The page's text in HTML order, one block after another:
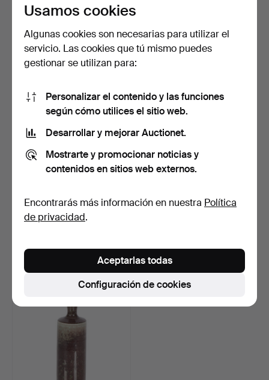
BERNDT FRIBERG. Estudio
Subastado 27 feb 2026
14 pujas
1.392 USD
Subastado 14 abr 2026
2 pujas
BERNDT FRIBERG. Estudio
Gustavsberg. Jarró…
6 pujas
BERNDT FRIBERG (1899-
15 pujas
1.856 USD
Usamos cookies
Algunas cookies son necesarias para utilizar el
servicio. Las cookies que tú mismo puedes
gestionar se utilizan para:
Personalizar el contenido y las funciones
según cómo utilices el sitio web.
Desarrollar y mejorar Auctionet.
Mostrarte y promocionar noticias y
contenidos en sitios web externos.
Encontrarás más información en nuestra Política
de privacidad.
Configuración de cookies
Aceptarlas todas